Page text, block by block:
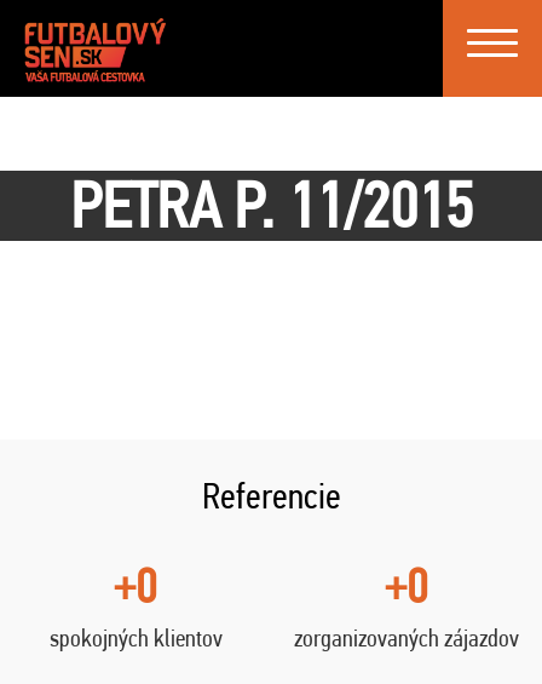
Toggle
PETRA P. 11/2015
Referencie
+0
spokojných klientov
+0
zorganizovaných zájazdov